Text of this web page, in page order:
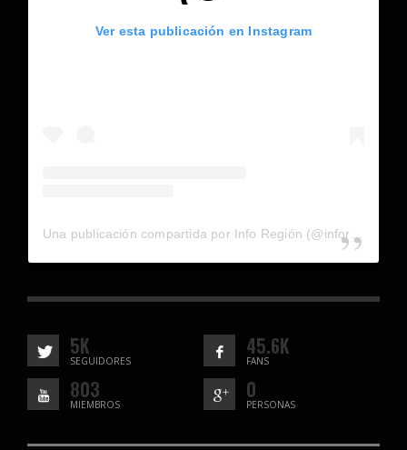
Ver esta publicación en Instagram
5K
SEGUIDORES
45.6K
FANS
803
MIEMBROS
0
PERSONAS